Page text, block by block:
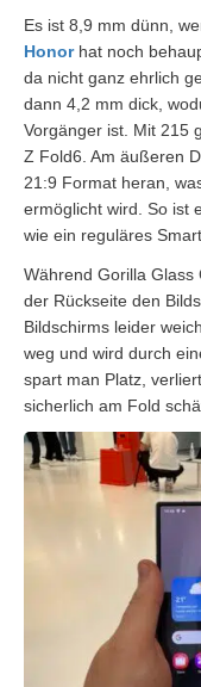
Es ist 8,9 mm dünn,
Honorhat noch
da nicht ganz ehrlich
dann 4,2 mm dick,
Vorgänger ist. Mit 215
Z Fold6. Am äußeren
21:9 Format heran,
ermöglicht wird. So ist
wie ein reguläres
Während Gorilla
der Rückseite den
Bildschirms leider
weg und wird durch
spart man Platz,
sicherlich am Fold